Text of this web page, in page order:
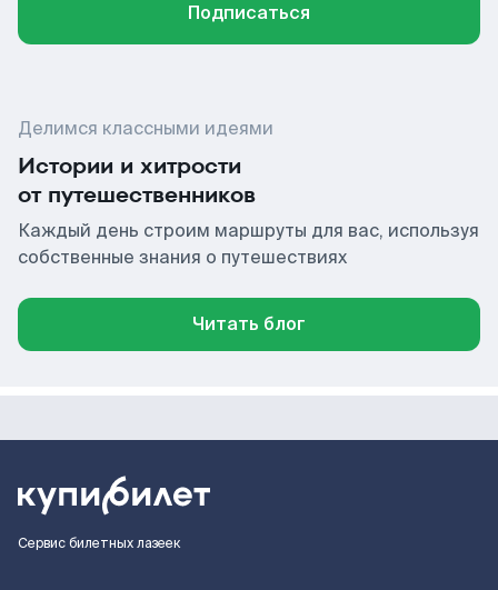
Подписаться
Делимся классными идеями
Истории и хитрости
от путешественников
Каждый день строим маршруты для вас, используя
собственные знания о путешествиях
Читать блог
Сервис билетных лазеек